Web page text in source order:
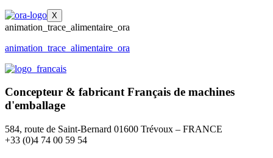
X
animation_trace_alimentaire_ora
animation_trace_alimentaire_ora
Concepteur & fabricantFrançais de machines
d'emballage
584, route de Saint-Bernard 01600 Trévoux – FRANCE
+33 (0)4 74 00 59 54